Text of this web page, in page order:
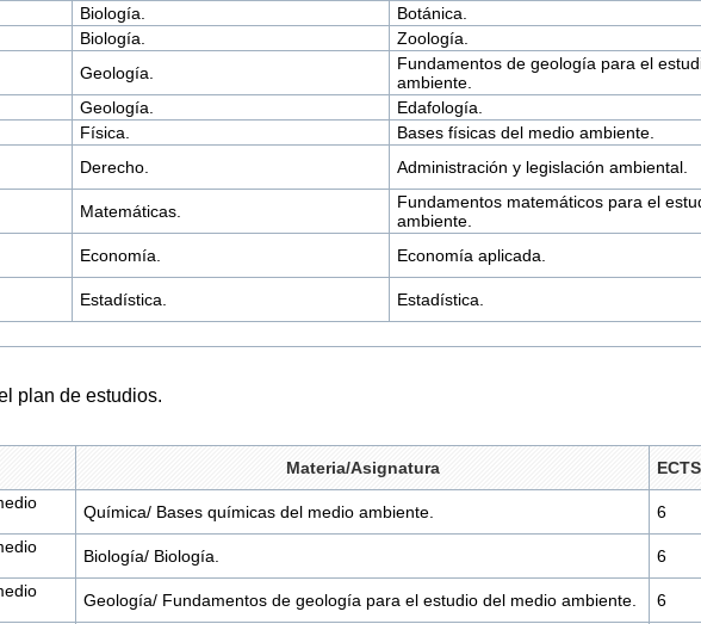
Biología. Botánica.
Biología. Zoología.
Geología.
Fundamentos de geología para el
ambiente.
Geología.
Edafología.
Física. Bases físicas del medio ambiente.
Derecho. Administración y legislación ambiental.
Matemáticas.
Fundamentos matemáticos para el
ambiente.
Economía. Economía aplicada.
Estadística. Estadística.
plan de estudios.
Materia/Asignatura ECTS
Química/ Bases químicas del medio ambiente. 6
Biología/ Biología. 6
Geología/ Fundamentos de geología para el estudio del medio ambiente. 6